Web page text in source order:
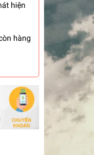
hiện
hàng